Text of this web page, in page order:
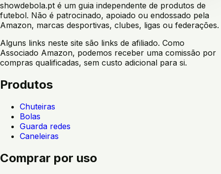
showdebola.pt é um guia independente de produtos de
futebol. Não é patrocinado, apoiado ou endossado pela
Amazon, marcas desportivas, clubes, ligas ou federações.
Alguns links neste site são links de afiliado. Como
Associado Amazon, podemos receber uma comissão por
compras qualificadas, sem custo adicional para si.
Produtos
Chuteiras
Bolas
Guarda redes
Caneleiras
Comprar por uso